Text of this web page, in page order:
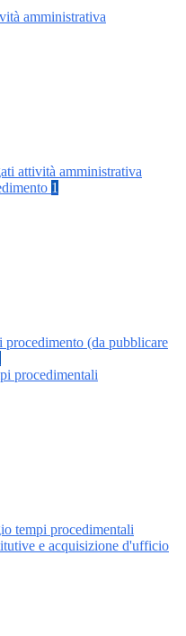
amministrativa
attività amministrativa
1
procedimento (da pubblicare
procedimentali
tempi procedimentali
e acquisizione d'ufficio